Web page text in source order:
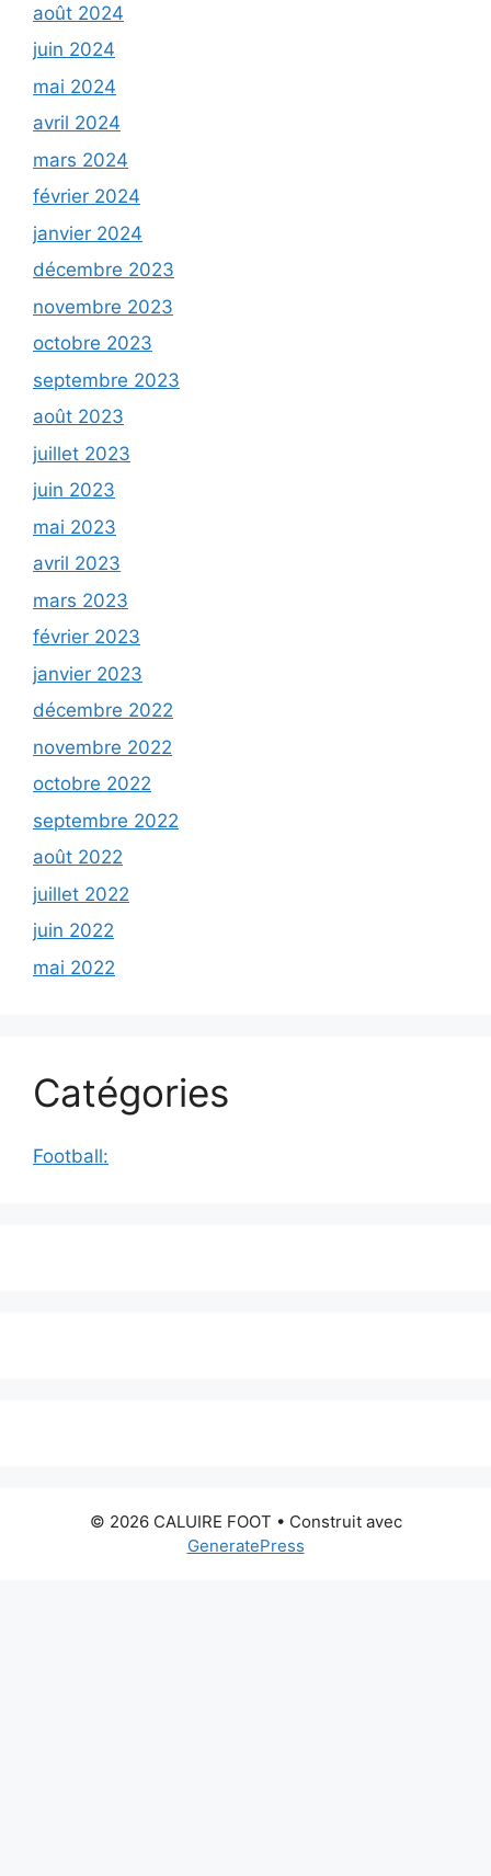
août 2024
juin 2024
mai 2024
avril 2024
mars 2024
février 2024
janvier 2024
décembre 2023
novembre 2023
octobre 2023
septembre 2023
août 2023
juillet 2023
juin 2023
mai 2023
avril 2023
mars 2023
février 2023
janvier 2023
décembre 2022
novembre 2022
octobre 2022
septembre 2022
août 2022
juillet 2022
juin 2022
mai 2022
Catégories
Football:
© 2026 CALUIRE FOOT • Construit avec
GeneratePress